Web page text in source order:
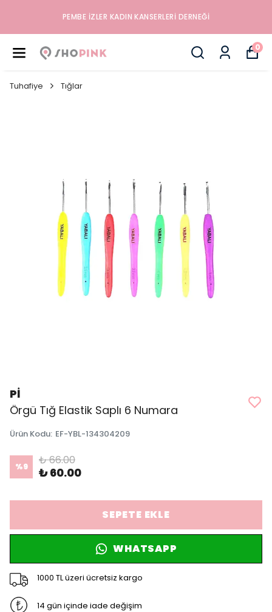
PEMBE İZLER KADIN KANSERLERI DERNEĞI
0
Tuhafiye Tığlar
Pİ
Örgü Tığ Elastik Saplı 6 Numara
Ürün Kodu: EF-YBL-134304209
%9 ₺ 66.00
₺ 60.00
SEPETE EKLE
WHATSAPP
1000 TL üzeri ücretsiz kargo
14 gün içinde iade değişim